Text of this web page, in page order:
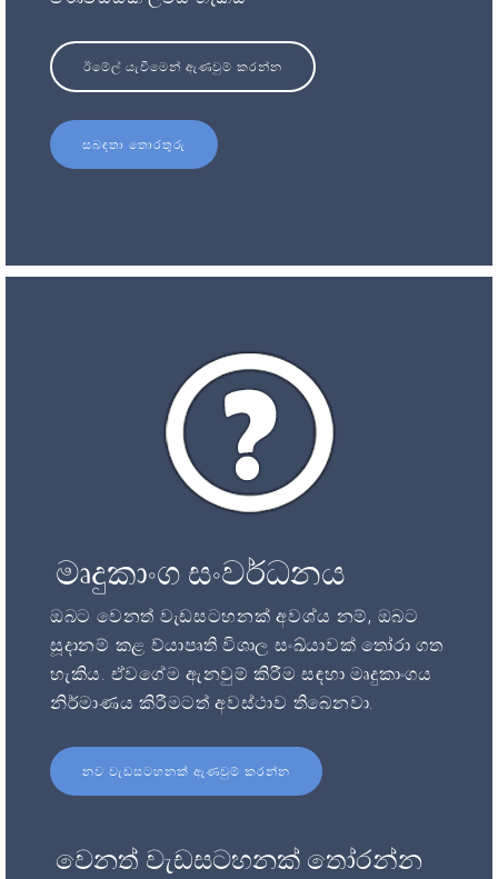
ඊමේල් යැවීමෙන් ඇණවුම් කරන්න
සබඳතා තොරතුරු
මෘදුකාංග සංවර්ධනය
ඔබට වෙනත් වැඩසටහනක් අවශ්ය නම්, ඔබට
සූදානම් කළ ව්යාපෘති විශාල සංඛ්යාවක් තෝරා ගත
හැකිය. ඒවගේම ඇනවුම් කිරීම සඳහා මෘදුකාංගය
නිර්මාණය කිරීමටත් අවස්ථාව තිබෙනවා.
නව වැඩසටහනක් ඇණවුම් කරන්න
වෙනත් වැඩසටහනක් තෝරන්න